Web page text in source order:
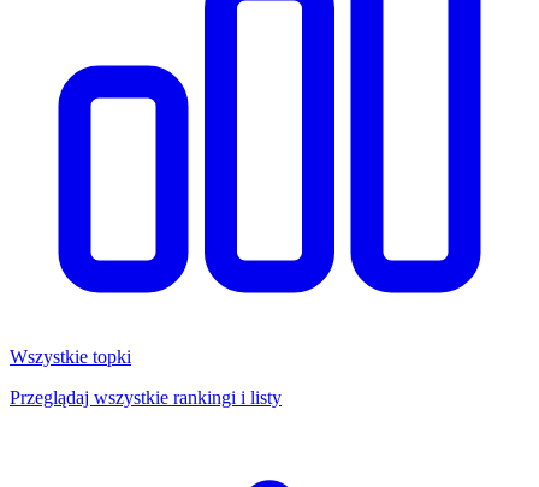
Wszystkie topki
Przeglądaj wszystkie rankingi i listy